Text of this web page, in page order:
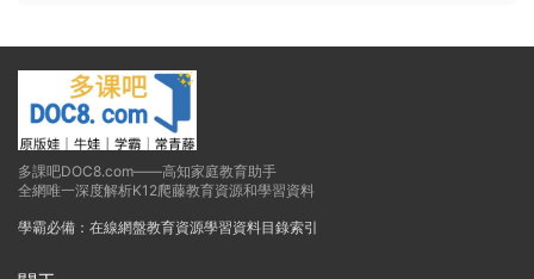
多課吧DOC8.com——高知家庭教育助手
全網唯一深度解析K12爬藤教育資源和學習資料
學霸必備：在線網盤教育資源學習資料目錄索引